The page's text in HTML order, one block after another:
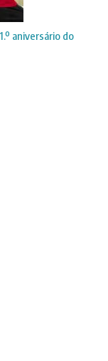
aniversário do